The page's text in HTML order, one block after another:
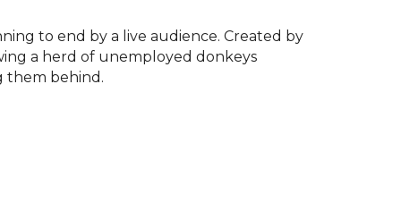
to end by a live audience. Created by
a herd of unemployed donkeys
them behind.